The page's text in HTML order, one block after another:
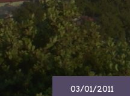
03/01/2011